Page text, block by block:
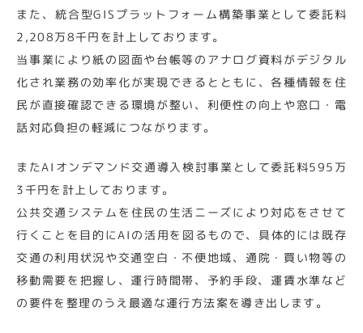
また、統合型GISプラットフォーム構築事業として委託料
2,208万8千円を計上しております。
当事業により紙の図面や台帳等のアナログ資料がデジタル
化され業務の効率化が実現できるとともに、各種情報を住
民が直接確認できる環境が整い、利便性の向上や窓口・電
話対応負担の軽減につながります。
またAIオンデマンド交通導入検討事業として委託料595万
3千円を計上しております。
公共交通システムを住民の生活ニーズにより対応をさせて
行くことを目的にAIの活用を図るもので、具体的には既存
交通の利用状況や交通空白・不便地域、通院・買い物等の
移動需要を把握し、運行時間帯、予約手段、運賃水準など
の要件を整理のうえ最適な運行方法案を導き出します。